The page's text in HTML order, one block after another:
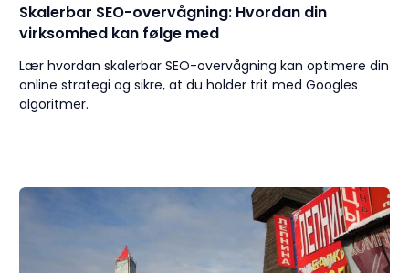
Skalerbar SEO-overvågning: Hvordan din
virksomhed kan følge med
Lær hvordan skalerbar SEO-overvågning kan optimere din
online strategi og sikre, at du holder trit med Googles
algoritmer.